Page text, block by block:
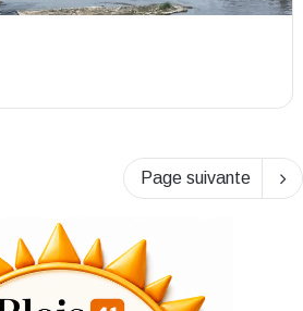
Page suivante